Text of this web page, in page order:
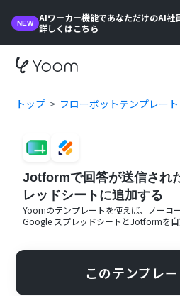
NEW
AIワーカー機能であなただけのAI社
詳しくはこちら
トップ フローボットテンプレート
Jotformで回答が送信され
レッドシートに追加する
Yoomのテンプレートを使えば、ノーコ
Google スプレッドシート とJotformを
このテンプレ